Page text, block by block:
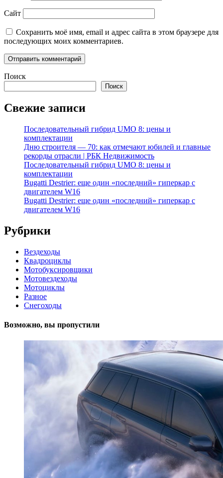
Сайт
Сохранить моё имя, email и адрес сайта в этом браузере для
последующих моих комментариев.
Поиск
Поиск
Свежие записи
Последовательный гибрид UMO 8: цены и
комплектации
Дню строителя — 70: как отмечают юбилей и главные
рекорды отрасли | РБК Недвижимость
Последовательный гибрид UMO 8: цены и
комплектации
Bugatti Destrier: еще один «последний» гиперкар с
двигателем W16
Bugatti Destrier: еще один «последний» гиперкар с
двигателем W16
Рубрики
Вездеходы
Квадроциклы
Мотобуксировщики
Мотовездеходы
Мотоциклы
Разное
Снегоходы
Возможно, вы пропустили